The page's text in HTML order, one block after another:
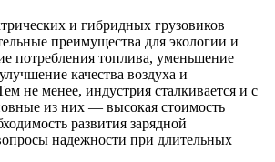
и гибридных грузовиков
преимущества для экологии и
потребления топлива, уменьшение
качества воздуха и
не менее, индустрия сталкивается и с
из них — высокая стоимость
развития зарядной
надежности при длительных